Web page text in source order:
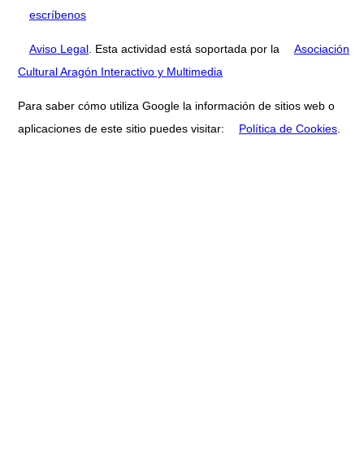
escríbenos
Aviso Legal . Esta actividad está soportada por la
Asociación
Cultural Aragón Interactivo y Multimedia
Para saber cómo utiliza Google la información de sitios web o
aplicaciones de este sitio puedes visitar:
Política de Cookies